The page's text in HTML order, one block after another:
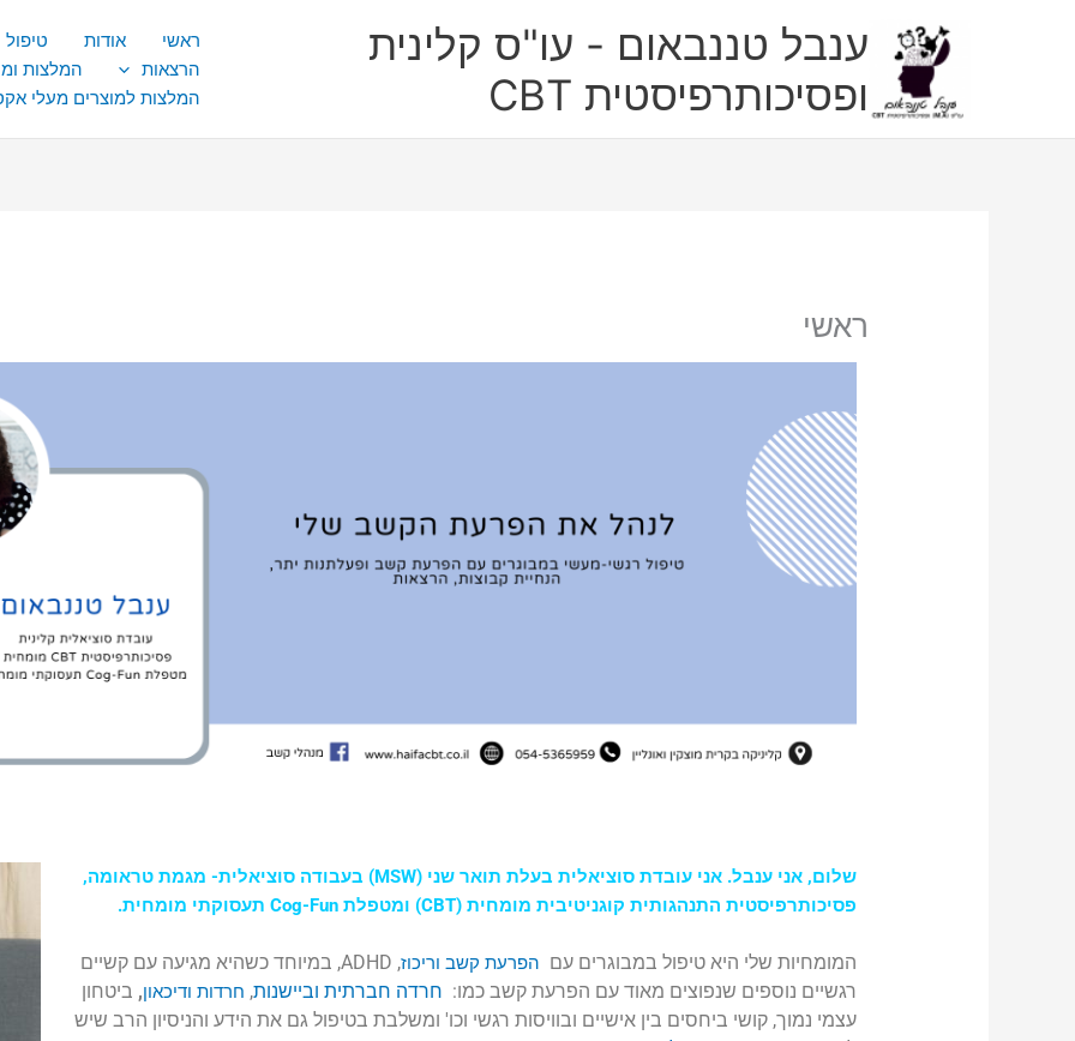
ענבל טננבאום - עו"ס קלינית
ופסיכותרפיסטית CBT
ראשי אודות
טיפול CBT
הרצאות
המלצות
המלצות למוצרים מעלי
ראשי
שלום, אני ענבל.
אני עובדת סוציאלית בעלת תואר שני (MSW) בעבודה סוציאלית- מגמת טראומה,
פסיכותרפיסטית התנהגותית קוגניטיבית מומחית (CBT) ומטפלת Cog-Fun תעסוקתי מומחית.
המומחיות שלי היא טיפול במבוגרים עם הפרעת קשב וריכוז,
ADHD, במיוחד כשהיא מגיעה עם קשיים
רגשיים נוספים שנפוצים מאוד עם הפרעת קשב כמו: חרדה חברתית וביישנות, חרדות ודיכאון, ביטחון
עצמי נמוך, קושי ביחסים בין אישיים ובוויסות רגשי וכו' ומשלבת בטיפול גם את הידע והניסיון הרב שיש